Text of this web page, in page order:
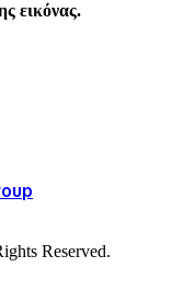
εικόνας.
Reserved.